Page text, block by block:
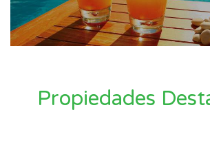
Propiedades